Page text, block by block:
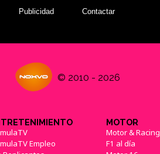
Publicidad Contactar
© 2010 - 2026
Empleo
MOTOR
Motor & Racing
F1 al día